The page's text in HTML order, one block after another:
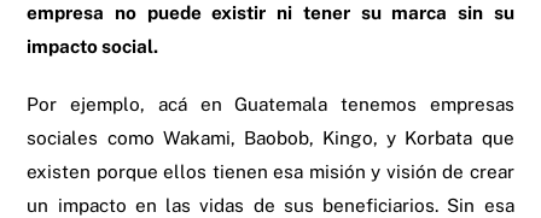
empresa no puede existir ni tener su marca sin su
impacto social.
Por ejemplo, acá en Guatemala tenemos empresas
sociales como Wakami, Baobob, Kingo, y Korbata que
existen porque ellos tienen esa misión y visión de crear
un impacto en las vidas de sus beneficiarios. Sin esa